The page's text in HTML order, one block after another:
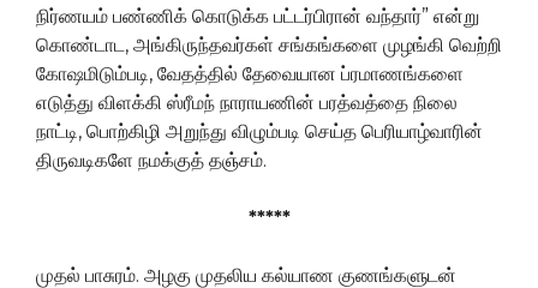
நிர்ணயம் பண்ணிக் கொடுக்க பட்டர்பிரான் வந்தார்” என்று
கொண்டாட, அங்கிருந்தவர்கள் சங்கங்களை முழங்கி வெற்றி
கோஷமிடும்படி, வேதத்தில் தேவையான ப்ரமாணங்களை
எடுத்து விளக்கி ஸ்ரீமந் நாராயணின் பரத்வத்தை நிலை
நாட்டி, பொற்கிழி அறுந்து விழும்படி செய்த பெரியாழ்வாரின்
திருவடிகளே நமக்குத் தஞ்சம்.
*****
முதல் பாசுரம். அழகு முதலிய கல்யாண குணங்களுடன்